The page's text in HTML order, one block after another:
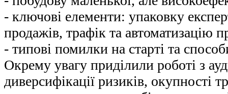
- ключові елементи: упаковку
продажів, трафік та автоматизацію
- типові помилки на старті та
Окрему увагу приділили роботі з
диверсифікації ризиків, окупності